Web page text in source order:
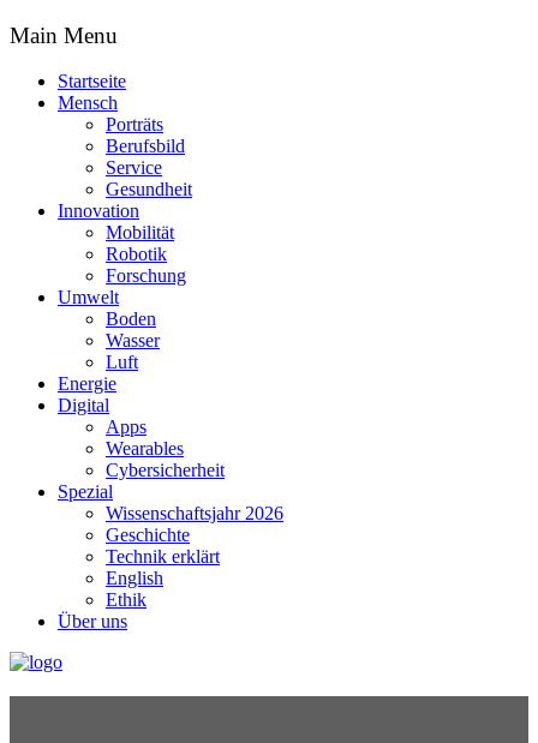
Main Menu
Startseite
Mensch
Porträts
Berufsbild
Service
Gesundheit
Innovation
Mobilität
Robotik
Forschung
Umwelt
Boden
Wasser
Luft
Energie
Digital
Apps
Wearables
Cybersicherheit
Spezial
Wissenschaftsjahr 2026
Geschichte
Technik erklärt
English
Ethik
Über uns